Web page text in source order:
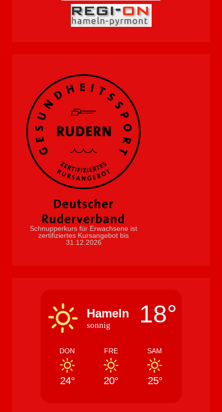
Schnupperkurs für Erwachsene ist
zertifiziertes Kursangebot bis
31.12.2026
Hameln
sonnig 18°
DON
24°
FRE
20°
SAM
25°